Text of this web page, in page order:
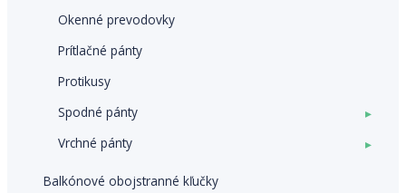
Okenné prevodovky
Prítlačné pánty
Protikusy
Spodné pánty
▸
Vrchné pánty
▸
Balkónové obojstranné kľučky